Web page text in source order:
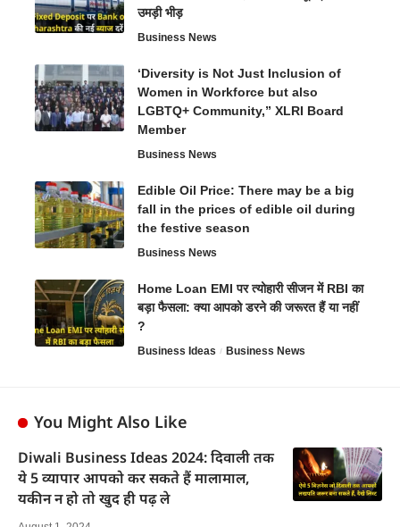
उमड़ी भीड़
Business News
‘Diversity is Not Just Inclusion of
Women in Workforce but also
LGBTQ+ Community,” XLRI Board
Member
Business News
Edible Oil Price: There may be a big
fall in the prices of edible oil during
the festive season
Business News
Home Loan EMI पर त्योहारी सीजन में RBI का
बड़ा फैसला: क्या आपको डरने की जरूरत हैं या नहीं
?
Business Ideas Business News
You Might Also Like
Diwali Business Ideas 2024: दिवाली तक
ये 5 व्यापार आपको कर सकते हैं मालामाल,
यकीन न हो तो खुद ही पढ़ ले